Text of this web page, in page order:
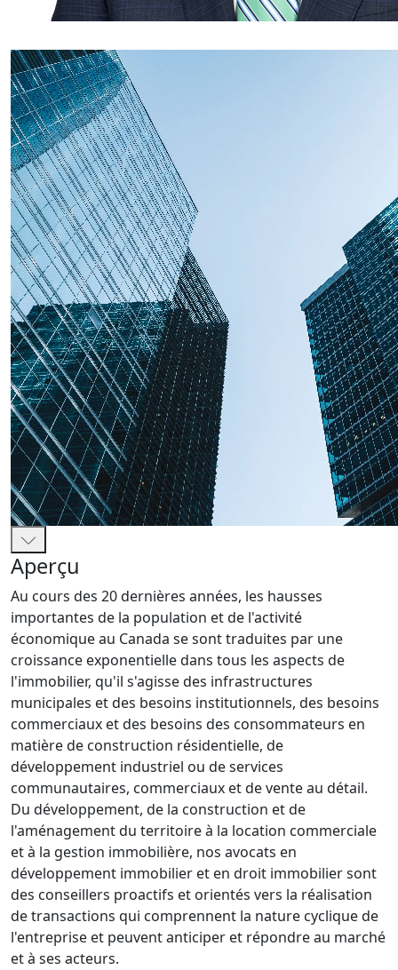
Aperçu
Au cours des 20 dernières années, les hausses
importantes de la population et de l'activité
économique au Canada se sont traduites par une
croissance exponentielle dans tous les aspects de
l'immobilier, qu'il s'agisse des infrastructures
municipales et des besoins institutionnels, des besoins
commerciaux et des besoins des consommateurs en
matière de construction résidentielle, de
développement industriel ou de services
communautaires, commerciaux et de vente au détail.
Du développement, de la construction et de
l'aménagement du territoire à la location commerciale
et à la gestion immobilière, nos avocats en
développement immobilier et en droit immobilier sont
des conseillers proactifs et orientés vers la réalisation
de transactions qui comprennent la nature cyclique de
l'entreprise et peuvent anticiper et répondre au marché
et à ses acteurs.